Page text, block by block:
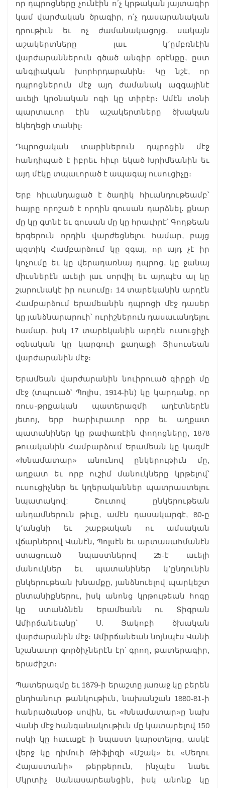
որ դպրոցները չունէին ո՛չ կրթական յայտագիր
կամ վարժական ծրագիր, ո՛չ դասարանական
դրութիւն եւ ոչ ժամանակացոյց, սակայն
աշակերտները լաւ կ՚ըմբռնէին
վարժարաններուն գծած անգիր օրէնքը, ըստ
անգլիական խորհրդարանին։ Կը նշէ, որ
դպրոցներուն մէջ այդ ժամանակ ազգայինէ
աւելի կրօնական ոգի կը տիրէր։ Ամէն տօնի
պարտաւոր էին աշակերտները ծխական
եկեղեցի տանիլ։
Դպրոցական տարիներուն դպրոցին մէջ
հանդիպած է իբրեւ հիւր եկած Խրիմեանին եւ
այդ մէկը տպաւորած է ապագայ ուսուցիչը։
Երբ հիւանդացած է ծաղիկ հիւանդութեամբ՝
հայրը որոշած է որդին գուսան դարձնել․ քնար
մը կը գտնէ եւ գուսան մը կը հրաւիրէ՝ Գողթեան
երգերուն որդին վարժեցնելու համար, բայց
պզտիկ Համբարձում կը զգայ, որ այդ չէ իր
կոչումը եւ կը վերադառնայ դպրոց, կը ջանայ
միւսներէն աւելի լաւ սորվիլ եւ այդպէս ալ կը
շարունակէ իր ուսումը։ 14 տարեկանին արդէն
Համբարձում Երամեանին դպրոցի մէջ դասեր
կը յանձնարարուի՝ ուրիշներուն դասաւանդելու
համար, իսկ 17 տարեկանին արդէն ուսուցիչի
օգնական կը կարգուի քաղաքի Յիսուսեան
վարժարանին մէջ։
Երամեան վարժարանին նուիրուած գիրքի մը
մէջ (տպուած՝ Պոլիս, 1914-ին) կը կարդանք, որ
ռուս-թրքական պատերազմի աղէտներէն
յետոյ, երբ հարիւրաւոր որբ եւ աղքատ
պատանիներ կը թափառէին փողոցները, 1878
թուականին Համբարձում Երամեան կը կազմէ
«Խնամատար» անունով ընկերութիւն մը,
աղքատ եւ որբ ուշիմ մանուկները կրթելով՝
ուսուցիչներ եւ կղերականներ պատրաստելու
նպատակով: Շուտով ընկերութեան
անդամներուն թիւը, ամէն դասակարգէ, 80-ը
կ՚անցնի եւ շաբթական ու ամսական
վճարներով Վանէն, Պոլսէն եւ արտասահմանէն
ստացուած նպաստներով 25-է աւելի
մանուկներ եւ պատանիներ կ՚ընդունին
ընկերութեան խնամքը, յանձնուելով պարկեշտ
ընտանիքներու, իսկ անոնց կրթութեան հոգը
կը ստանձնեն Երամեանն ու Տիգրան
Ամիրճանեանը՝ Ս. Յակոբի ծխական
վարժարանին մէջ։ Ամիրճանեան նոյնպէս Վանի
նշանաւոր գործիչներէն էր՝ գրող, թատերագիր,
երաժիշտ։
Պատերազմը եւ 1879-ի երաշտը յառաջ կը բերեն
ընդհանուր թանկութիւն, նախանշան 1880-81-ի
հանրածանօթ սովին, եւ «Խնամատար»ը նախ
Վանի մէջ հանգանակութիւն մը կատարելով 150
ոսկի կը հաւաքէ ի նպաստ կարօտելոց, ասկէ
վերջ կը դիմուի Թիֆլիզի «Մշակ» եւ «Մեղու
Հայաստանի» թերթերուն, ինչպէս նաեւ
Մկրտիչ Սանասարեանցին, իսկ անոնք կը